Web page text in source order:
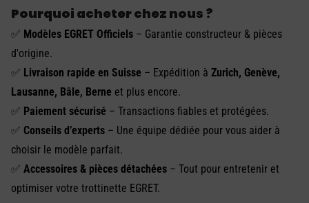
Pourquoi acheter chez nous ?
✅ Modèles EGRET Officiels – Garantie constructeur & pièces
d'origine.
✅ Livraison rapide en Suisse – Expédition à Zurich, Genève,
Lausanne, Bâle, Berne et plus encore.
✅ Paiement sécurisé – Transactions fiables et protégées.
✅ Conseils d’experts – Une équipe dédiée pour vous aider à
choisir le modèle parfait.
✅ Accessoires & pièces détachées – Tout pour entretenir et
optimiser votre trottinette EGRET.